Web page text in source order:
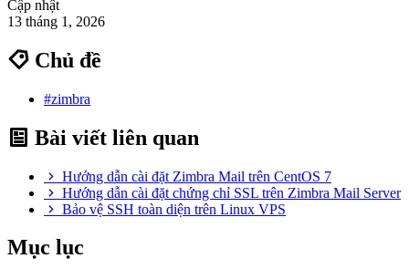
Cập nhật
13 tháng 1, 2026
Chủ đề
#zimbra
Bài viết liên quan
Hướng dẫn cài đặt Zimbra Mail trên CentOS 7
Hướng dẫn cài đặt chứng chỉ SSL trên Zimbra Mail Server
Bảo vệ SSH toàn diện trên Linux VPS
Mục lục